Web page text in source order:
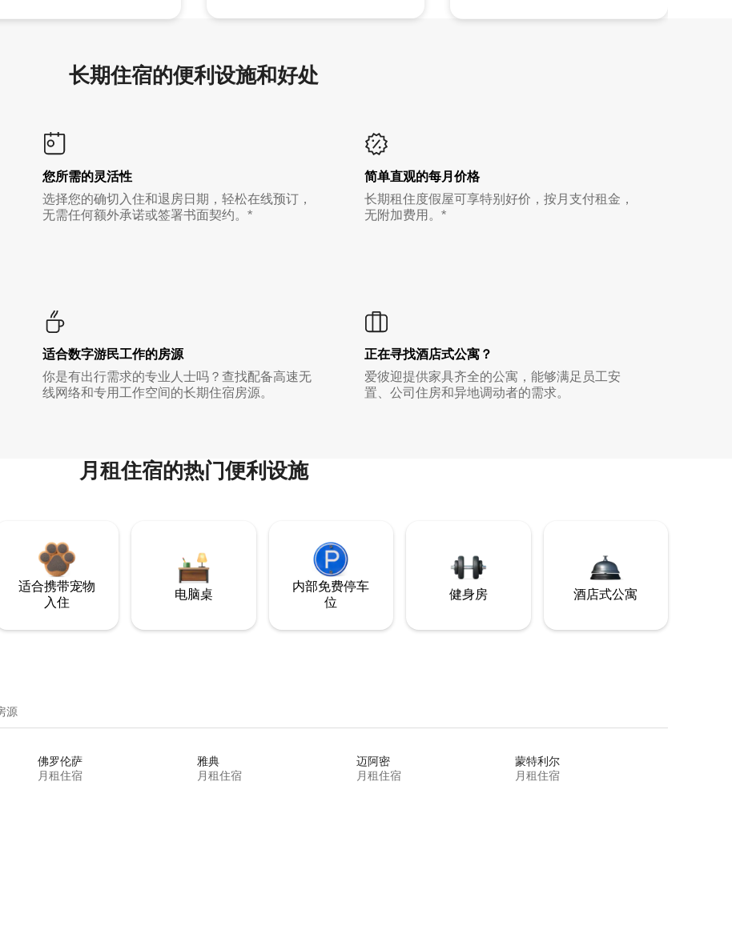
长期住宿的便利设施和好处
您所需的灵活性
选择您的确切入住和退房日期，轻松在线预订，
无需任何额外承诺或签署书面契约。*
简单直观的每月价格
长期租住度假屋可享特别好价，按月支付租金，
无附加费用。*
适合数字游民工作的房源
你是有出行需求的专业人士吗？查找配备高速无
线网络和专用工作空间的长期住宿房源。
正在寻找酒店式公寓？
爱彼迎提供家具齐全的公寓，能够满足员工安
置、公司住房和异地调动者的需求。
月租住宿的热门便利设施
适合携带宠物
入住
电脑桌
内部免费停车
位
健身房 酒店式公寓
源
佛罗伦萨
月租住宿
雅典
月租住宿
迈阿密
月租住宿
蒙特利尔
月租住宿